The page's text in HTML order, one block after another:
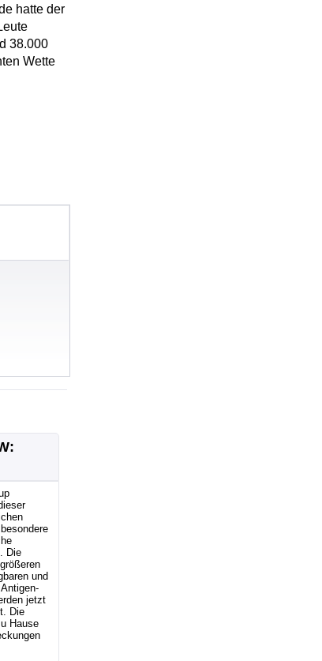
hatte der
38.000
Wette
Die
und
jetzt
Die
Hause